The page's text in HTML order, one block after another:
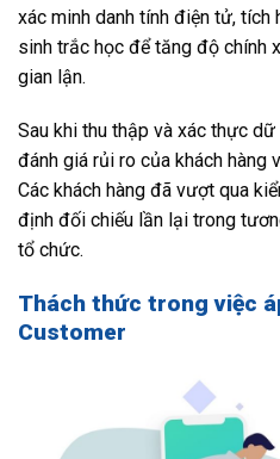
xác minh danh tính điện tử, tích
sinh trắc học để tăng độ chính
gian lận.
Sau khi thu thập và xác thực
đánh giá rủi ro của khách hàng
Các khách hàng đã vượt qua
định đối chiếu lần lại trong
tổ chức.
Thách thức trong việc
Customer